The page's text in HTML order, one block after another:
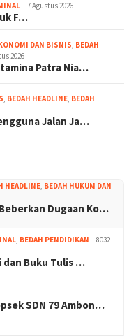
7 Agustus 2026
F…
DAN BISNIS, BEDAH
2026
Patra Nia…
, BEDAH HEADLINE, BEDAH
Jalan Ja…
HEADLINE, BEDAH HUKUM DAN
Dugaan Ko…
, BEDAH PENDIDIKAN
8032
dan Buku Tulis …
SDN 79 Ambon…